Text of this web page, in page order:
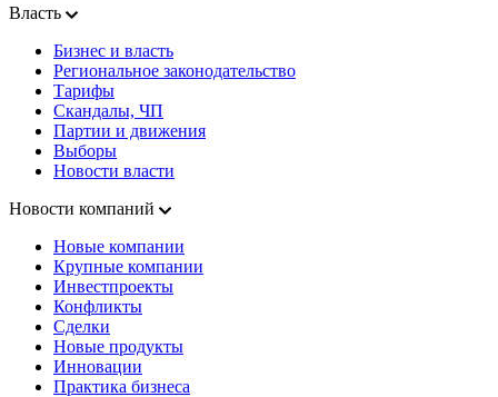
Власть
Бизнес и власть
Региональное законодательство
Тарифы
Скандалы, ЧП
Партии и движения
Выборы
Новости власти
Новости компаний
Новые компании
Крупные компании
Инвестпроекты
Конфликты
Сделки
Новые продукты
Инновации
Практика бизнеса